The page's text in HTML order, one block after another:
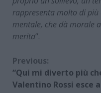
rappresenta molto di
mentale, che dà morale
merita“.
Continue
Reading
Previous:
“Qui mi diverto più
Valentino Rossi esce